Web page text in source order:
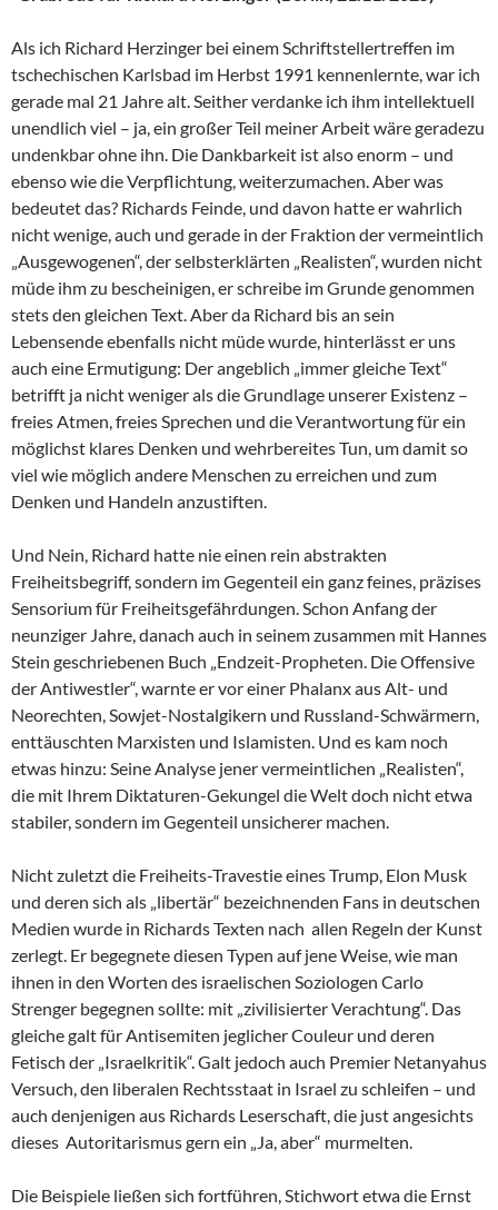
Als ich Richard Herzinger bei einem Schriftstellertreffen im
tschechischen Karlsbad im Herbst 1991 kennenlernte, war ich
gerade mal 21 Jahre alt. Seither verdanke ich ihm intellektuell
unendlich viel – ja, ein großer Teil meiner Arbeit wäre geradezu
undenkbar ohne ihn. Die Dankbarkeit ist also enorm – und
ebenso wie die Verpflichtung, weiterzumachen. Aber was
bedeutet das? Richards Feinde, und davon hatte er wahrlich
nicht wenige, auch und gerade in der Fraktion der vermeintlich
„Ausgewogenen“, der selbsterklärten „Realisten“, wurden nicht
müde ihm zu bescheinigen, er schreibe im Grunde genommen
stets den gleichen Text. Aber da Richard bis an sein
Lebensende ebenfalls nicht müde wurde, hinterlässt er uns
auch eine Ermutigung: Der angeblich „immer gleiche Text“
betrifft ja nicht weniger als die Grundlage unserer Existenz –
freies Atmen, freies Sprechen und die Verantwortung für ein
möglichst klares Denken und wehrbereites Tun, um damit so
viel wie möglich andere Menschen zu erreichen und zum
Denken und Handeln anzustiften.
Und Nein, Richard hatte nie einen rein abstrakten
Freiheitsbegriff, sondern im Gegenteil ein ganz feines, präzises
Sensorium für Freiheitsgefährdungen. Schon Anfang der
neunziger Jahre, danach auch in seinem zusammen mit Hannes
Stein geschriebenen Buch „Endzeit-Propheten. Die Offensive
der Antiwestler“, warnte er vor einer Phalanx aus Alt- und
Neorechten, Sowjet-Nostalgikern und Russland-Schwärmern,
enttäuschten Marxisten und Islamisten. Und es kam noch
etwas hinzu: Seine Analyse jener vermeintlichen „Realisten“,
die mit Ihrem Diktaturen-Gekungel die Welt doch nicht etwa
stabiler, sondern im Gegenteil unsicherer machen.
Nicht zuletzt die Freiheits-Travestie eines Trump, Elon Musk
und deren sich als „libertär“ bezeichnenden Fans in deutschen
Medien wurde in Richards Texten nach allen Regeln der Kunst
zerlegt. Er begegnete diesen Typen auf jene Weise, wie man
ihnen in den Worten des israelischen Soziologen Carlo
Strenger begegnen sollte: mit „zivilisierter Verachtung“. Das
gleiche galt für Antisemiten jeglicher Couleur und deren
Fetisch der „Israelkritik“. Galt jedoch auch Premier Netanyahus
Versuch, den liberalen Rechtsstaat in Israel zu schleifen – und
auch denjenigen aus Richards Leserschaft, die just angesichts
dieses Autoritarismus gern ein „Ja, aber“ murmelten.
Die Beispiele ließen sich fortführen, Stichwort etwa die Ernst